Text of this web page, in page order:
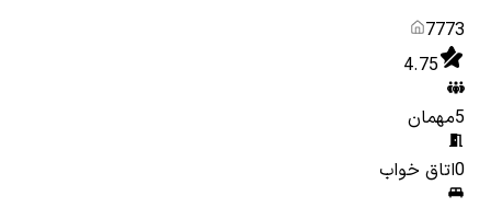
7773
4.75
5مهمان
0اتاق خواب